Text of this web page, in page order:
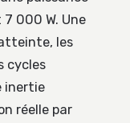
000 W. Une
les
cycles
inertie
réelle par